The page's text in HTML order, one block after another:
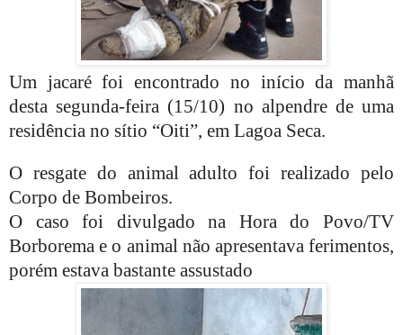
Um jacaré foi encontrado no início da manhã
desta segunda-feira (15/10) no alpendre de uma
residência no sítio “Oiti”, em Lagoa Seca.
O resgate do animal adulto foi realizado pelo
Corpo de Bombeiros.
O caso foi divulgado na Hora do Povo/TV
Borborema e o animal não apresentava ferimentos,
porém estava bastante assustado